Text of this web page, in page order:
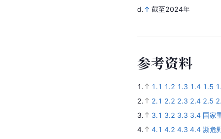
d.
截至2024年
参考资料
1. 1.1 1.2 1.3 1.4 1.5
2.
2.1 2.2 2.3 2.4 2.5
3.
3.1 3.2 3.3 3.4 国家
4.
4.1 4.2 4.3 4.4 濒危